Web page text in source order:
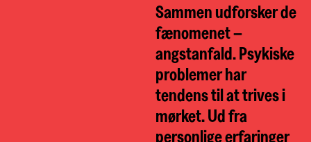
Sammen udforsker de
fænomenet –
angstanfald. Psykiske
problemer har
tendens til at trives i
mørket. Ud fra
personlige erfaringer